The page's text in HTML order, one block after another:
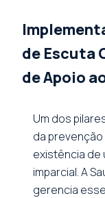
de Escuta
de Apoio
Um dos
da
existência de
imparcial. A
gerencia